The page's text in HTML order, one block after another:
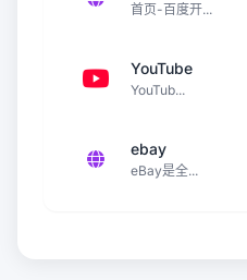
首页-百度开...
YouTube
YouTub...
ebay
eBay是全...